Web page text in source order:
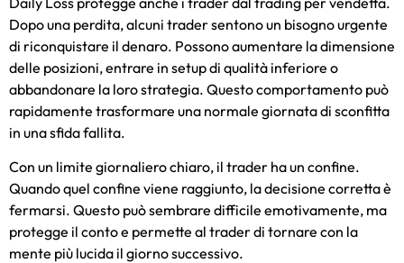
Dopo una perdita, alcuni trader sentono un bisogno urgente
di riconquistare il denaro. Possono aumentare la dimensione
delle posizioni, entrare in setup di qualità inferiore o
abbandonare la loro strategia. Questo comportamento può
rapidamente trasformare una normale giornata di sconfitta
in una sfida fallita.
Con un limite giornaliero chiaro, il trader ha un confine.
Quando quel confine viene raggiunto, la decisione corretta è
fermarsi. Questo può sembrare difficile emotivamente, ma
protegge il conto e permette al trader di tornare con la
mente più lucida il giorno successivo.